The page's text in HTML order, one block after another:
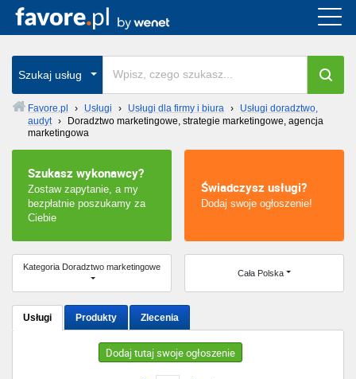
Szukaj usług
Favore.pl › Usługi › Usługi dla firmy i biura ›
Usługi doradztwo,
audyt ›
Doradztwo marketingowe, strategie marketingowe, agencja
marketingowa
Szukasz wykonawcy?
Zostaw zapytanie, a my
bezpłatnie poszukamy za
Ciebie
Świadczysz usługi?
Dodaj swoje ogłoszenie!
Kategoria Doradztwo marketingowe
Cała Polska
Usługi Produkty Zlecenia
Dodaj tutaj swoje ogłoszenie
Cała Polska
wszystkie w całym kraju
Warszawa
Wrocław
Kraków
Poznań
Katowice